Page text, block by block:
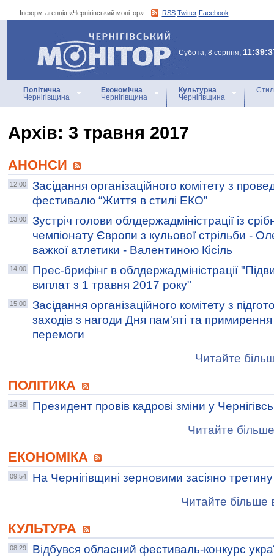
Інформ-агенція «Чернігівський монітор»: RSS Twitter Facebook
Інформ-агенція
«Чернігівський монітор»
Субота, 8 серпня,
Політична
Чернігівщина
Економічна
Чернігівщина
Культурна
Чернігівщина
Архiв: 3 травня 2017
АНОНСИ
12:00
Засідання організаційного комітету з
фестивалю “Життя в стилі ЕКО”
13:00
Зустріч голови облдержадміністрації із
чемпіонату Європи з кульової стрільби -
важкої атлетики - Валентиною Кісіль
14:00
Прес-брифінг в облдержадміністрації
виплат з 1 травня 2017 року"
15:00
Засідання організаційного комітету з
заходів з нагоди Дня пам'яті та примирення
перемоги
Читайте
ПОЛІТИКА
14:58
Президент провів кадрові зміни у
Читайте
ЕКОНОМІКА
09:54
На Чернігівщині зерновими засіяно
Читайте більше
КУЛЬТУРА
08:29
Відбувся обласний фестиваль-конкурс